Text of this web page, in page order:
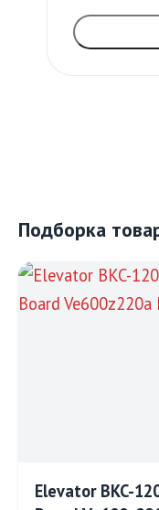
Подборка
Elevator BKC-